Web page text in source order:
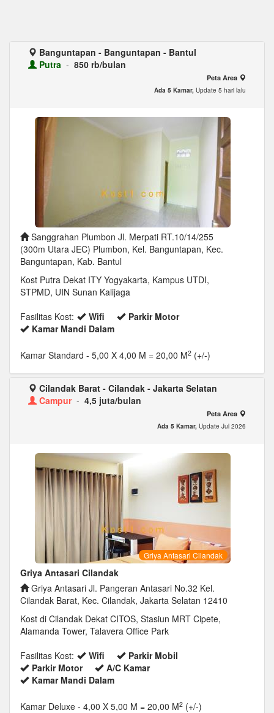
Banguntapan - Banguntapan - Bantul
Putra - 850 rb/bulan
Peta Area
Ada 5 Kamar, Update 5 hari lalu
Sanggrahan Plumbon Jl. Merpati RT.10/14/255
(300m Utara JEC) Plumbon, Kel. Banguntapan, Kec.
Banguntapan, Kab. Bantul
Kost Putra Dekat ITY Yogyakarta, Kampus UTDI,
STPMD, UIN Sunan Kalijaga
Fasilitas Kost:
Wifi
Parkir Motor
Kamar Mandi Dalam
Kamar Standard - 5,00 X 4,00 M = 20,00 M2 (+/-)
Cilandak Barat - Cilandak - Jakarta Selatan
Campur- 4,5 juta/bulan
Peta Area
Ada 5 Kamar, Update Jul 2026
Griya Antasari Cilandak
Griya Antasari Cilandak
Griya Antasari Jl. Pangeran Antasari No.32 Kel.
Cilandak Barat, Kec. Cilandak, Jakarta Selatan 12410
Kost di Cilandak Dekat CITOS, Stasiun MRT Cipete,
Alamanda Tower, Talavera Office Park
Fasilitas Kost:
Wifi
Parkir Mobil
Parkir Motor
A/C Kamar
Kamar Mandi Dalam
Kamar Deluxe - 4,00 X 5,00 M = 20,00 M2 (+/-)